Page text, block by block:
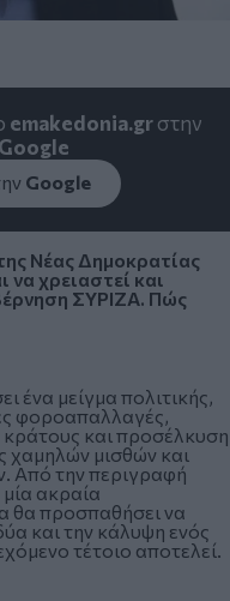
emakedonia.grστην
Google
Google
Νέας Δημοκρατίας
να χρειαστεί και
ΣΥΡΙΖΑ. Πώς
ένα μείγμα πολιτικής,
φοροαπαλλαγές,
κράτους και προσέλκυση
χαμηλών μισθών και
Από την περιγραφή
ακραία
θα προσπαθήσει να
και την κάλυψη ενός
τέτοιο αποτελεί.